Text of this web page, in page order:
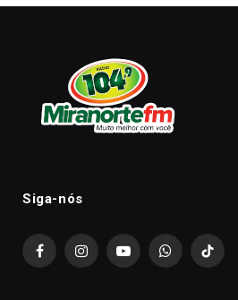
Siga-nós
FacebookInstagramYouTubeWhatsAppTikTok